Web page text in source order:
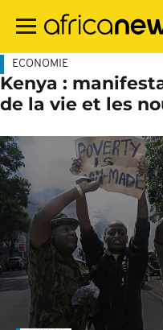
contenu
ECONOMIE
Kenya :
de la vie et les